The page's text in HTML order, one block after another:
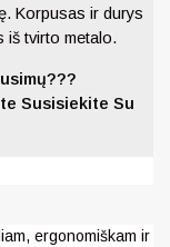
Korpusas ir durys
iš tvirto metalo.
Susisiekite Su
ergonomiškam ir